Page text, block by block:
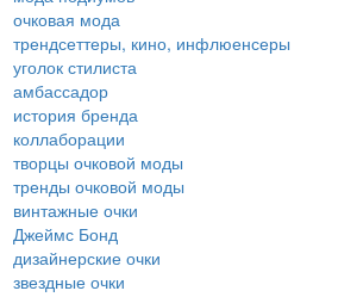
очковая мода
трендсеттеры, кино, инфлюенсеры
уголок стилиста
амбассадор
история бренда
коллаборации
творцы очковой моды
тренды очковой моды
винтажные очки
Джеймс Бонд
дизайнерские очки
звездные очки